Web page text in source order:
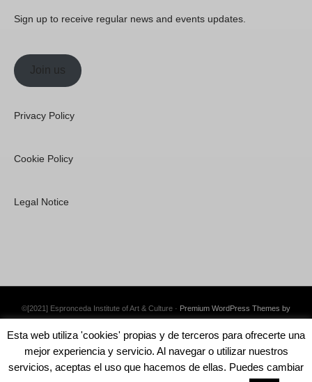
Sign up to receive regular news and events updates.
Join us
Privacy Policy
Cookie Policy
Legal Notice
©[2021] Espronceda Institute of Art & Culture · Premium WordPress Themes by
Esta web utiliza 'cookies' propias y de terceros para ofrecerte una
mejor experiencia y servicio. Al navegar o utilizar nuestros
servicios, aceptas el uso que hacemos de ellas. Puedes cambiar